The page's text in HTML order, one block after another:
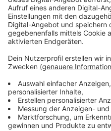
Die Sanierung hat
setzt der Kreis Steinfurt
schrittweise um. Es sind
insgesamt knapp 700
Gemeinden zu verbessern.
Anzeige